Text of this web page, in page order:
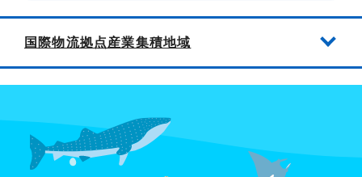
国際物流拠点産業集積地域